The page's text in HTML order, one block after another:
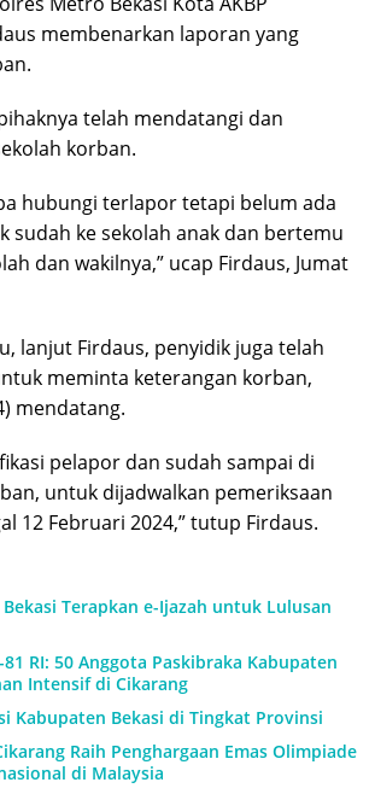
membenarkan laporan yang
telah mendatangi dan
korban.
hubungi terlapor tetapi belum ada
sudah ke sekolah anak dan bertemu
dan wakilnya,” ucap Firdaus, Jumat
lanjut Firdaus, penyidik juga telah
meminta keterangan korban,
mendatang.
pelapor dan sudah sampai di
untuk dijadwalkan pemeriksaan
12 Februari 2024,” tutup Firdaus.
Terapkan e-Ijazah untuk Lulusan
RI: 50 Anggota Paskibraka Kabupaten
Intensif di Cikarang
Kabupaten Bekasi di Tingkat Provinsi
Raih Penghargaan Emas Olimpiade
di Malaysia